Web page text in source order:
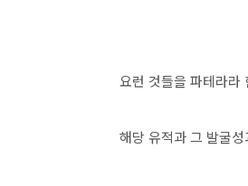
요런 것들을 파테라라
해당 유적과 그 발굴